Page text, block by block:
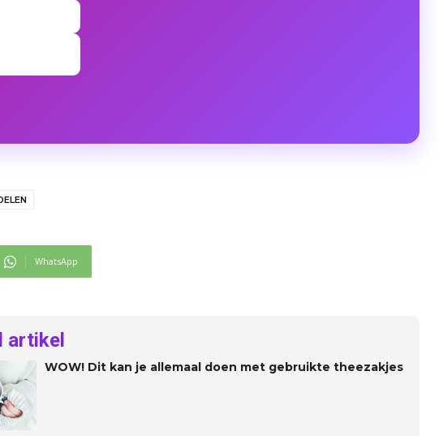
WhatsApp
artikel
WOW! Dit kan je allemaal doen met gebruikte theezakjes